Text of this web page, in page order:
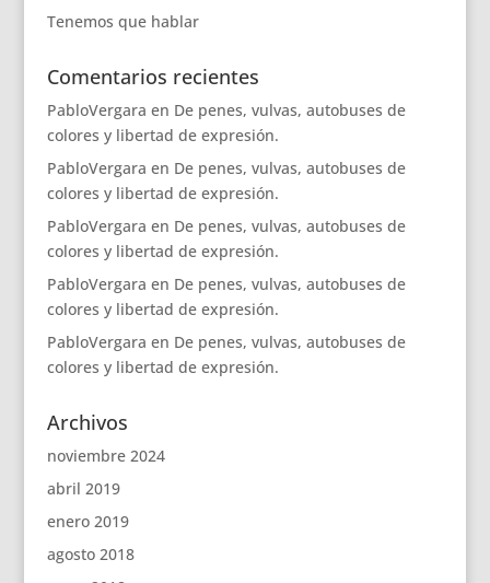
Tenemos que hablar
Comentarios recientes
PabloVergara en De penes, vulvas, autobuses de
colores y libertad de expresión.
PabloVergara en De penes, vulvas, autobuses de
colores y libertad de expresión.
PabloVergara en De penes, vulvas, autobuses de
colores y libertad de expresión.
PabloVergara en De penes, vulvas, autobuses de
colores y libertad de expresión.
PabloVergara en De penes, vulvas, autobuses de
colores y libertad de expresión.
Archivos
noviembre 2024
abril 2019
enero 2019
agosto 2018